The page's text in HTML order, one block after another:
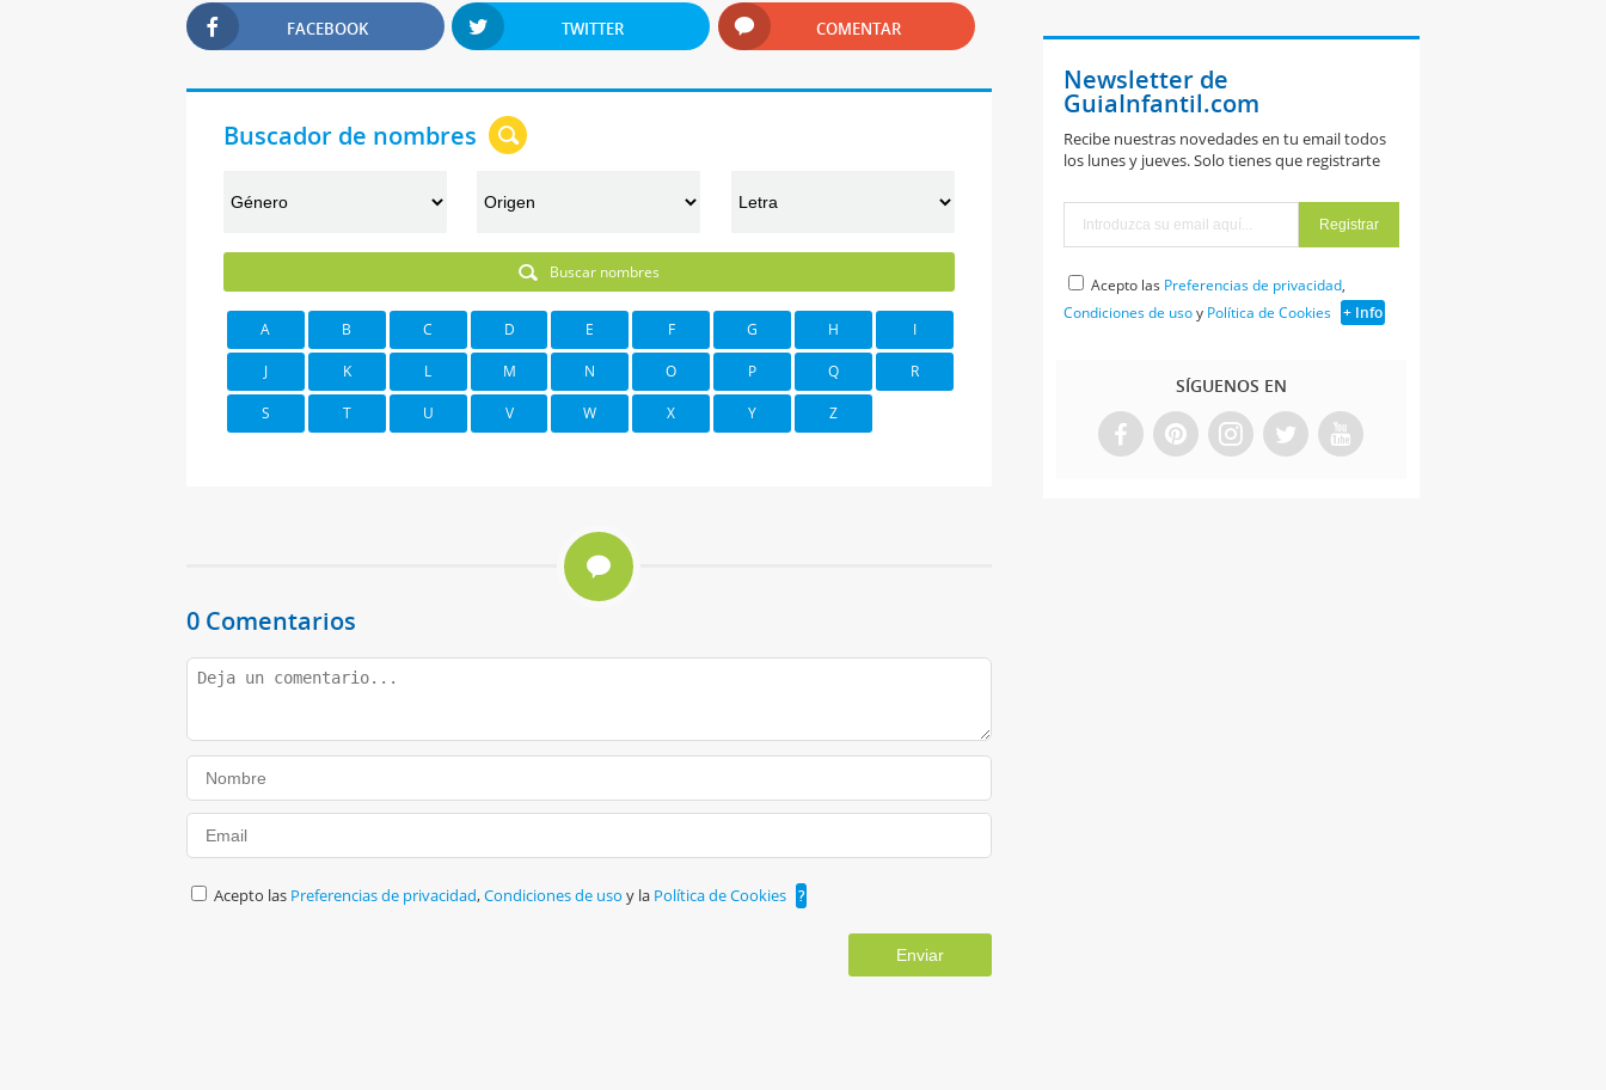
FACEBOOK TWITTER COMENTAR
Buscador de nombres
Buscar nombres
A B C D E F G H I
J K L M N O P Q R
S T U V W X Y Z
0 Comentarios
Acepto las Preferencias de privacidad,Condiciones de uso y la Política de Cookies ?
Enviar
Newsletter de
GuiaInfantil.com
Recibe nuestras novedades en tu email todos
los lunes y jueves. Solo tienes que registrarte
Acepto las Preferencias de privacidad,
Condiciones de usoy Política de Cookies + Info
SÍGUENOS EN